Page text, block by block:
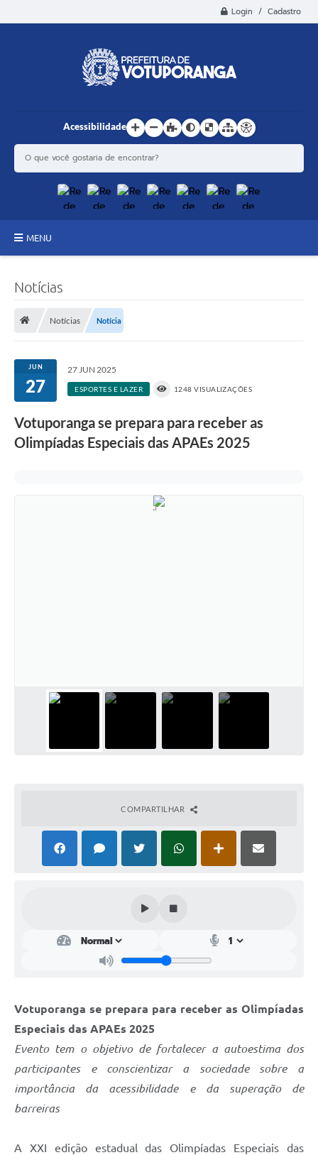
Login / Cadastro
Acessibilidade
MENU
A História
Notícias
Diário Oficial
Notícias
Notícias Notícia
JUN
27
27 JUN 2025
ESPORTES E LAZER 1248 VISUALIZAÇÕES
Votuporanga se prepara para receber as
Olimpíadas Especiais das APAEs 2025
COMPARTILHAR
Votuporanga se prepara para receber as Olimpíadas
Especiais das APAEs 2025
Evento tem o objetivo de fortalecer a autoestima dos
participantes e conscientizar a sociedade sobre a
importância da acessibilidade e da superação de
barreiras
A XXI edição estadual das Olimpíadas Especiais das